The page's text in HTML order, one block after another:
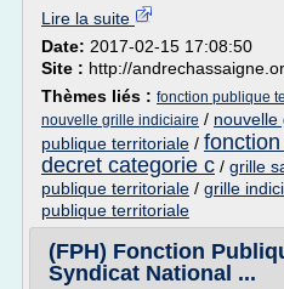
Lire la suite
Date: 2017-02-15 17:08:50
Site : http://
Thèmes liés : fonction publique
nouvelle grille indiciaire / nouvelle
publique territoriale /
decret categorie c / grille
publique territoriale / grille
publique territoriale
(FPH) Fonction
Syndicat National ...